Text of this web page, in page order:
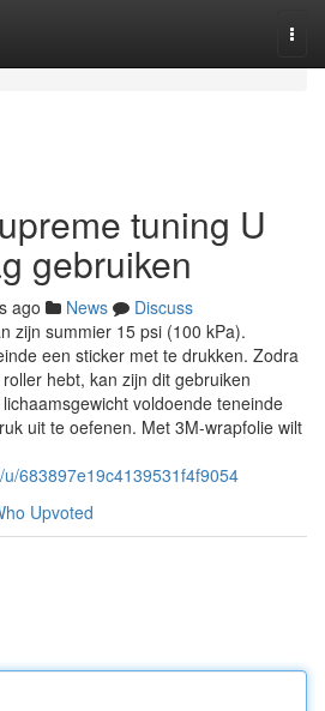
tuning U
gebruiken
ago News
Discuss
zijn summier 15 psi (100 kPa).
een sticker met te drukken. Zodra
hebt, kan zijn dit gebruiken
voldoende teneinde
uit te oefenen. Met 3M-wrapfolie wilt
683897e19c4139531f4f9054
Upvoted